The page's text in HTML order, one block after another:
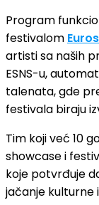
Program
festivalom
artisti sa naših
ESNS-u,
talenata, gde
festivala biraju
Tim koji već 10
showcase i
koje potvrđuje
jačanje kulturne